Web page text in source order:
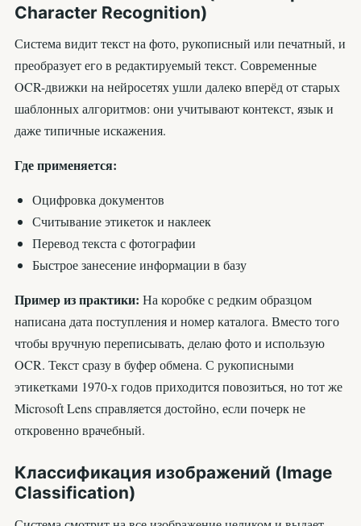
Character Recognition)
Система видит текст на фото, рукописный или печатный, и
преобразует его в редактируемый текст. Современные
OCR-движки на нейросетях ушли далеко вперёд от старых
шаблонных алгоритмов: они учитывают контекст, язык и
даже типичные искажения.
Где применяется:
Оцифровка документов
Считывание этикеток и наклеек
Перевод текста с фотографии
Быстрое занесение информации в базу
Пример из практики: На коробке с редким образцом
написана дата поступления и номер каталога. Вместо того
чтобы вручную переписывать, делаю фото и использую
OCR. Текст сразу в буфер обмена. С рукописными
этикетками 1970-х годов приходится повозиться, но тот же
Microsoft Lens справляется достойно, если почерк не
откровенно врачебный.
Классификация изображений (Image
Classification)